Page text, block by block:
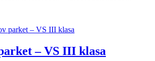
– VS III klasa